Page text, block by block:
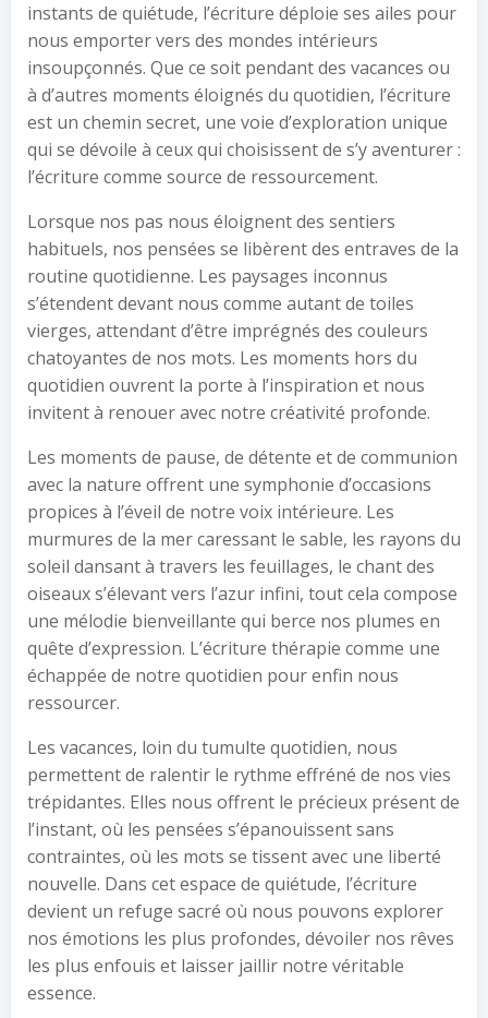
instants de quiétude, l’écriture déploie ses ailes pour
nous emporter vers des mondes intérieurs
insoupçonnés. Que ce soit pendant des vacances ou
à d’autres moments éloignés du quotidien, l’écriture
est un chemin secret, une voie d’exploration unique
qui se dévoile à ceux qui choisissent de s’y aventurer :
l’écriture comme source de ressourcement.
Lorsque nos pas nous éloignent des sentiers
habituels, nos pensées se libèrent des entraves de la
routine quotidienne. Les paysages inconnus
s’étendent devant nous comme autant de toiles
vierges, attendant d’être imprégnés des couleurs
chatoyantes de nos mots. Les moments hors du
quotidien ouvrent la porte à l’inspiration et nous
invitent à renouer avec notre créativité profonde.
Les moments de pause, de détente et de communion
avec la nature offrent une symphonie d’occasions
propices à l’éveil de notre voix intérieure. Les
murmures de la mer caressant le sable, les rayons du
soleil dansant à travers les feuillages, le chant des
oiseaux s’élevant vers l’azur infini, tout cela compose
une mélodie bienveillante qui berce nos plumes en
quête d’expression. L’écriture thérapie comme une
échappée de notre quotidien pour enfin nous
ressourcer.
Les vacances, loin du tumulte quotidien, nous
permettent de ralentir le rythme effréné de nos vies
trépidantes. Elles nous offrent le précieux présent de
l’instant, où les pensées s’épanouissent sans
contraintes, où les mots se tissent avec une liberté
nouvelle. Dans cet espace de quiétude, l’écriture
devient un refuge sacré où nous pouvons explorer
nos émotions les plus profondes, dévoiler nos rêves
les plus enfouis et laisser jaillir notre véritable
essence.